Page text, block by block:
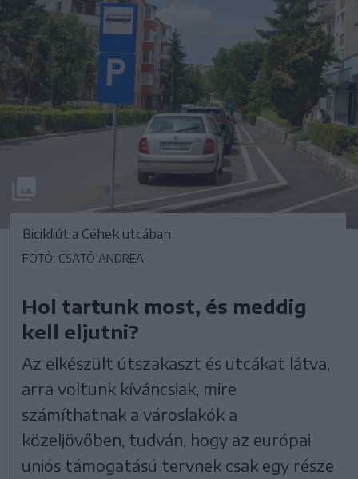
Bicikliút a Céhek utcában
FOTÓ: CSATÓ ANDREA
Hol tartunk most, és meddig
kell eljutni?
Az elkészült útszakaszt és utcákat látva,
arra voltunk kíváncsiak, mire
számíthatnak a városlakók a
közeljövőben, tudván, hogy az európai
uniós támogatású tervnek csak egy része